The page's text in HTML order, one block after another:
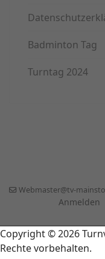
Badminton Tag
Turntag 2024
Webmaster@tv-
Anmelden
Copyright © 2026
Rechte vorbehalten.